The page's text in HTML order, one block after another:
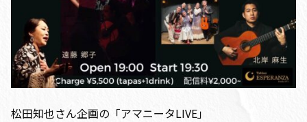
松田知也さん企画の「アマニータLIVE」